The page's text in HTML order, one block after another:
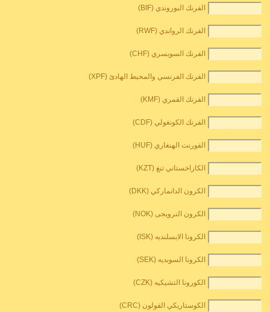
الفرنك البوروندي (BIF)
الفرنك الرواندي (RWF)
الفرنك السويسري (CHF)
الفرنك الفرنسي والمحيط الهادئ (XPF)
الفرنك القمري (KMF)
الفرنك الكونغولي (CDF)
الفورنت الهنغاري (HUF)
الكازاخستاني تنغ (KZT)
الكرون الدانماركي (DKK)
الكرون النرويجى (NOK)
الكرونا الايسلنديه (ISK)
الكرونا السويديه (SEK)
الكورونا التشيكيه (CZK)
الكوستاريكي القولون (CRC)